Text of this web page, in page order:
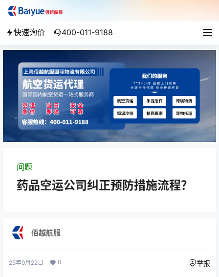
快速询价 400-011-9188
问题
药品空运公司纠正预防措施流程？
佰越航服
25年9月22日 0 举报